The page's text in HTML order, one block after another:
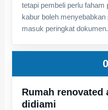
tetapi pembeli perlu
kabur boleh
masuk peringkat dokumen.
Rumah renovated
didiami